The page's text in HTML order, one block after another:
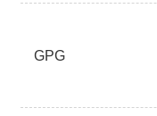
GPG